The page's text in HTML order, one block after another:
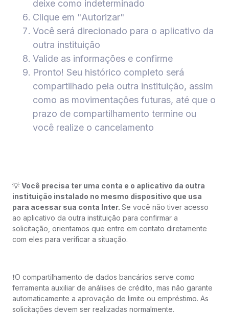
deixe como indeterminado
Clique em "Autorizar"
Você será direcionado para o aplicativo da
outra instituição
Valide as informações e confirme
Pronto! Seu histórico completo será
compartilhado pela outra instituição, assim
como as movimentações futuras, até que o
prazo de compartilhamento termine ou
você realize o cancelamento
💡 Você precisa ter uma conta e o aplicativo da outra
instituição instalado no mesmo dispositivo que usa
para acessar sua conta Inter. Se você não tiver acesso
ao aplicativo da outra instituição para confirmar a
solicitação, orientamos que entre em contato diretamente
com eles para verificar a situação.
❗️O compartilhamento de dados bancários serve como
ferramenta auxiliar de análises de crédito, mas não garante
automaticamente a aprovação de limite ou empréstimo. As
solicitações devem ser realizadas normalmente.